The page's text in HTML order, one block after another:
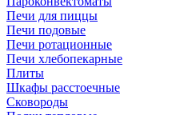
Печи для пиццы
Печи подовые
Печи ротационные
Печи хлебопекарные
Плиты
Шкафы расстоечные
Сковороды